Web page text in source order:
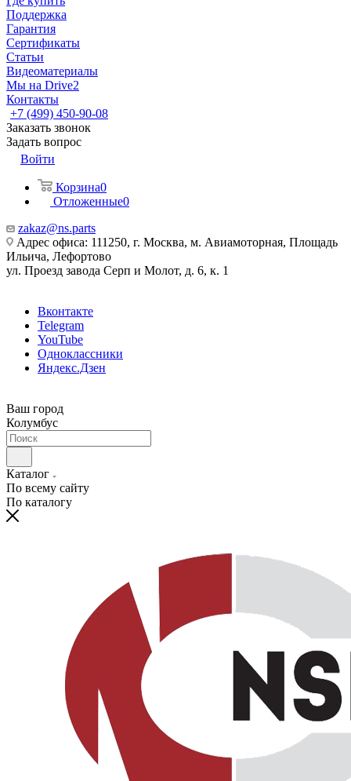
Поддержка
Гарантия
Сертификаты
Статьи
Видеоматериалы
Мы на Drive2
Контакты
+7 (499) 450-90-08
Заказать звонок
Задать вопрос
Войти
Корзина0
Отложенные0
zakaz@ns.parts
Адрес офиса: 111250, г. Москва, м. Авиамоторная, Площадь
Ильича, Лефортово
ул. Проезд завода Серп и Молот, д. 6, к. 1
Вконтакте
Telegram
YouTube
Одноклассники
Яндекс.Дзен
Ваш город
Колумбус
Каталог
По всему сайту
По каталогу